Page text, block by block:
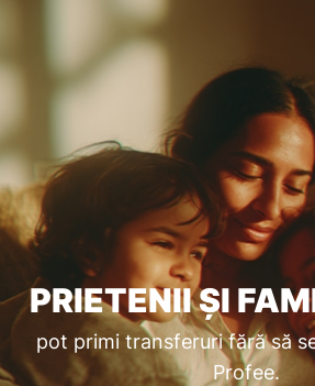
PRIETENII ȘI
pot primi transferuri fără să
Profee.